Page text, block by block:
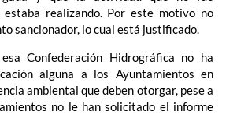
realizando. Por este motivo no
sancionador, lo cual está justificado.
Confederación Hidrográfica no ha
alguna a los Ayuntamientos en
ambiental que deben otorgar, pese a
no le han solicitado el informe